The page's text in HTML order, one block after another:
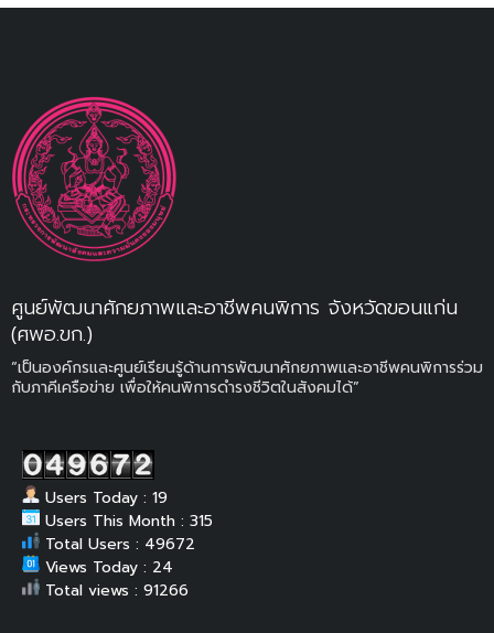
ศูนย์พัฒนาศักยภาพและอาชีพคนพิการ จังหวัดขอนแก่น
(ศพอ.ขก.)
“เป็นองค์กรและศูนย์เรียนรู้ด้านการพัฒนาศักยภาพและอาชีพคนพิการร่วม
กับภาคีเครือข่าย เพื่อให้คนพิการดำรงชีวิตในสังคมได้”
Users Today : 19
Users This Month : 315
Total Users : 49672
Views Today : 24
Total views : 91266